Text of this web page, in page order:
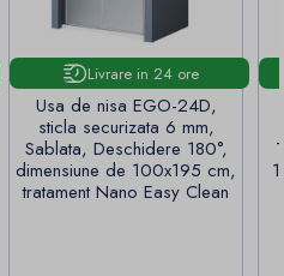
Livrare in 24 ore
Usa de nisa EGO-24D,
sticla securizata 6 mm,
Sablata, Deschidere 180°,
dimensiune de 100x195 cm,
tratament Nano Easy Clean